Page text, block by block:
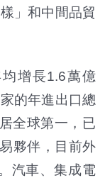
」和中間品貿
增長1.6萬億
的年進出口總
全球第一，已
夥伴，目前外
汽車、集成電